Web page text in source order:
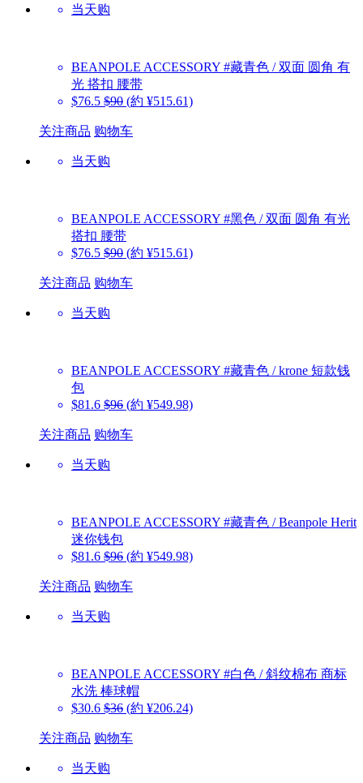
当天购
BEANPOLE ACCESSORY #藏青色 / 双面 圆角 有
光 搭扣 腰带
$76.5 $90 (約 ¥515.61)
关注商品 购物车
当天购
BEANPOLE ACCESSORY #黑色 / 双面 圆角 有光
搭扣 腰带
$76.5 $90 (約 ¥515.61)
关注商品 购物车
当天购
BEANPOLE ACCESSORY #藏青色 / krone 短款钱
包
$81.6 $96 (約 ¥549.98)
关注商品 购物车
当天购
BEANPOLE ACCESSORY #藏青色 / Beanpole Herit
迷你钱包
$81.6 $96 (約 ¥549.98)
关注商品 购物车
当天购
BEANPOLE ACCESSORY #白色 / 斜纹棉布 商标
水洗 棒球帽
$30.6 $36 (約 ¥206.24)
关注商品 购物车
当天购